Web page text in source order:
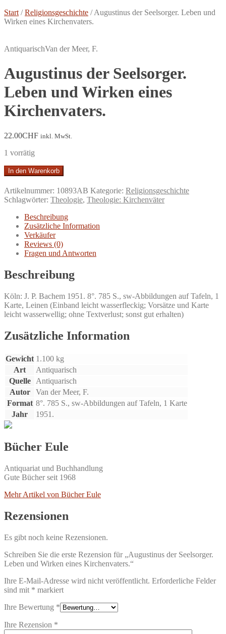
Start /Religionsgeschichte /Augustinus der Seelsorger. Leben und
Wirken eines Kirchenvaters.
AntiquarischVan der Meer, F.
Augustinus der Seelsorger.
Leben und Wirken eines
Kirchenvaters.
22.00CHF inkl. MwSt.
1 vorrätig
Augustinus
der
Seelsorger.
Leben
Wirken
eines
Kirchenvaters.
Menge
In den Warenkorb
Artikelnummer: 10893AB Kategorie: Religionsgeschichte
Schlagwörter: Theologie, Theologie: Kirchenväter
Beschreibung
Zusätzliche Information
Verkäufer
Reviews (0)
Fragen und Antworten
Beschreibung
Köln: J. P. Bachem 1951. 8°. 785 S., sw-Abbildungen auf Tafeln, 1
Karte, Leinen (Einband leicht wasserfleckig; Vorsätze und Karte
leicht wasserwellig; ohne Textverlust; sonst gut erhalten)
Zusätzliche Information
Gewicht 1.100 kg
Art
Antiquarisch
Quelle
Antiquarisch
Autor
Van der Meer, F.
Format 8°. 785 S., sw-Abbildungen auf Tafeln, 1 Karte
Jahr
1951.
Bücher Eule
Antiquariat und Buchhandlung
Gute Bücher seit 1968
Mehr Artikel von Bücher Eule
Rezensionen
Es gibt noch keine Rezensionen.
Schreiben Sie die erste Rezension für „Augustinus der Seelsorger.
Leben und Wirken eines Kirchenvaters.“
Ihre E-Mail-Adresse wird nicht veröffentlicht. Erforderliche Felder
sind mit * markiert
Ihre Bewertung *
Ihre Rezension *